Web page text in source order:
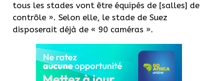
tous les stades vont être équipés de [salles] de
contrôle ». Selon elle, le stade de Suez
disposerait déjà de « 90 caméras ».